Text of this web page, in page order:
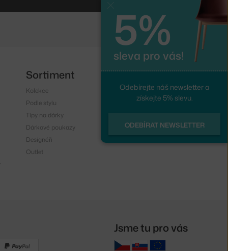
5%
sleva pro vás!
Odebírejte náš newsletter a
získejte 5% slevu.
ODEBÍRAT NEWSLETTER
Sortiment
Kolekce
Podle stylu
Tipy na dárky
Dárkové poukazy
Designéři
Outlet
Sledujte nás
Instagram
Facebook
Jsme tu pro vás